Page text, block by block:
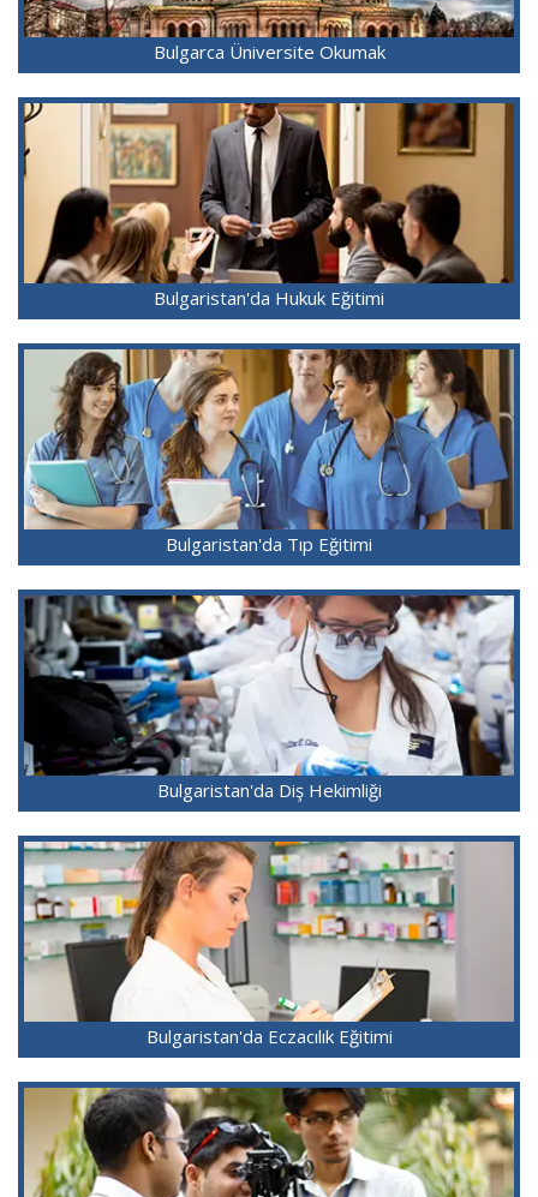
Bulgarca Üniversite Okumak
Bulgaristan'da Hukuk Eğitimi
Bulgaristan'da Tıp Eğitimi
Bulgaristan'da Diş Hekimliği
Bulgaristan'da Eczacılık Eğitimi